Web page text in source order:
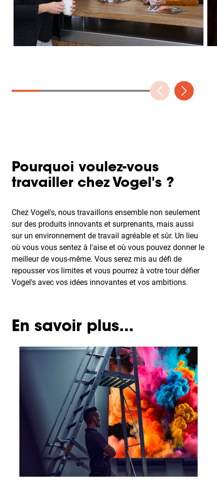
Pourquoi voulez-vous
travailler chez Vogel's ?
Chez Vogel's, nous travaillons ensemble non seulement
sur des produits innovants et surprenants, mais aussi
sur un environnement de travail agréable et sûr. Un lieu
où vous vous sentez à l'aise et où vous pouvez donner le
meilleur de vous-même. Vous serez mis au défi de
repousser vos limites et vous pourrez à votre tour défier
Vogel's avec vos idées innovantes et vos ambitions.
En savoir plus...
Slide 1 of 3